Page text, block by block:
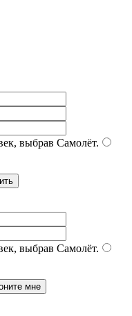
выбрав Самолёт.
выбрав Самолёт.